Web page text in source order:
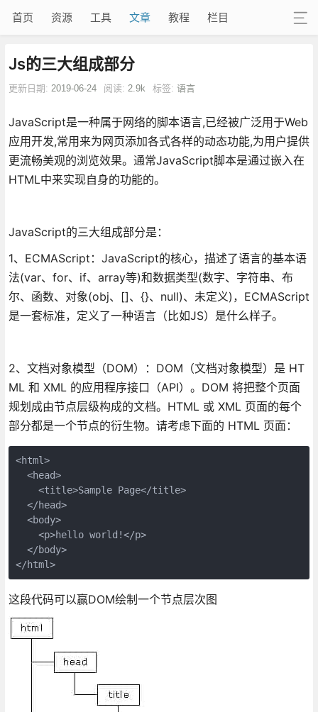
首页 资源 工具 文章 教程 栏目
Js的三大组成部分
更新日期: 2019-06-24 阅读: 2.9k 标签: 语言
JavaScript是一种属于网络的脚本语言,已经被广泛用于Web
应用开发,常用来为网页添加各式各样的动态功能,为用户提供
更流畅美观的浏览效果。通常JavaScript脚本是通过嵌入在
HTML中来实现自身的功能的。
JavaScript的三大组成部分是：
1、ECMAScript：JavaScript的核心，描述了语言的基本语
法(var、for、if、array等)和数据类型(数字、字符串、布
尔、函数、对象(obj、[]、{}、null)、未定义)，ECMAScript
是一套标准，定义了一种语言（比如JS）是什么样子。
2、文档对象模型（DOM）：DOM（文档对象模型）是 HT
ML 和 XML 的应用程序接口（API）。DOM 将把整个页面
规划成由节点层级构成的文档。HTML 或 XML 页面的每个
部分都是一个节点的衍生物。请考虑下面的 HTML 页面：
<html>
  <head>
    <title>Sample Page</title>
  </head>
  <body>
    <p>hello world!</p>
  </body>
</html>
这段代码可以赢DOM绘制一个节点层次图